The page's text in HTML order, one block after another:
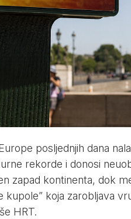
posljednjih dana
rekorde i donosi
zapad kontinenta, dok
kupole” koja zarobljava
HRT.